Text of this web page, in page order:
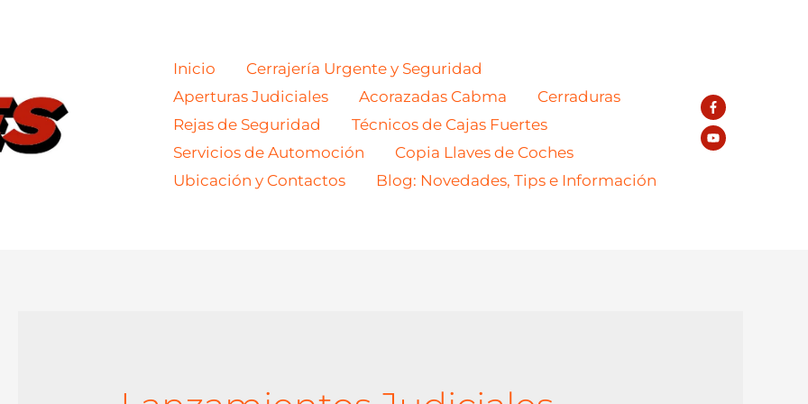
Inicio
Cerrajería Urgente y Seguridad
Aperturas Judiciales
Acorazadas Cabma
Cerraduras
Rejas de Seguridad
Técnicos de Cajas Fuertes
Servicios de Automoción
Copia Llaves de Coches
Ubicación y Contactos
Blog: Novedades, Tips e Información